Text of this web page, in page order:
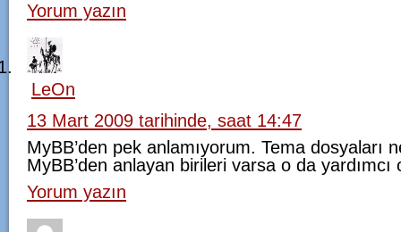
Yorum yazın
LeOn
13 Mart 2009 tarihinde, saat 14:47
MyBB’den pek anlamıyorum. Tema
MyBB’den anlayan birileri varsa o da yardımcı
Yorum yazın